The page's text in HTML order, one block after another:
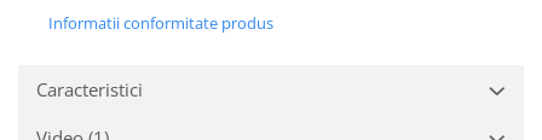
Mixere digitale
Monitorizare In-Ear
Informatii conformitate produs
Caracteristici